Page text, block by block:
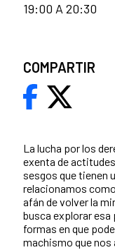
La lucha por los
exenta de
sesgos que tienen
relacionamos
afán de volver la
busca explorar
formas en que
machismo que nos
19:00 A 20:30
COMPARTIR